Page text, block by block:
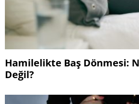
Hamilelikte Baş Dönmesi:
Değil?